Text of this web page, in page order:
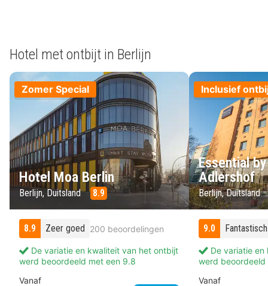
Hotel met ontbijt in Berlijn
Zomer Special
Hotel Moa Berlin
Berlijn, Duitsland 8.9
8.9 Zeer goed 200 beoordelingen
De variatie en kwaliteit van het ontbijt
werd beoordeeld met een 9.8
Vanaf
Inclusief
Essential
Adlershof
Berlijn, Duitsland
9.0 Fantastisch
De variatie
werd
Vanaf